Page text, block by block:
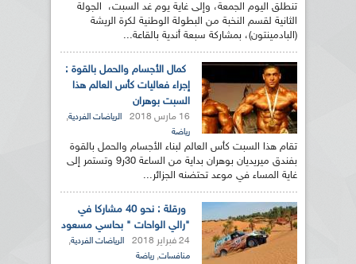
تنطلق اليوم الجمعة، وإلى غاية يوم غد السبت، الجولة
الثانية لقسم النخبة من البطولة الوطنية لكرة الريشة
(البادمينتون)، بمشاركة سبعة أندية بالقاعة...
كمال الأجسام والحمل بالقوة :
إجراء فعاليات كأس العالم هذا
السبت بوهران
16 مارس 2018 الرياضات الفردية,
رياضة
تقام هذا السبت كأس العالم لبناء الأجسام والحمل بالقوة
بفندق ميريديان بوهران بداية من الساعة 30ر9 وتستمر إلى
غاية المساء في موعد تحتضنه الجزائر...
ورقلة : نحو 40 مشاركا في
"رالي الواحات " بحاسي مسعود
24 فبراير 2018 الرياضات الفردية,
منافسات, رياضة